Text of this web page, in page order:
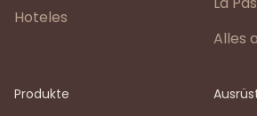
Hoteles
Alles
Produkte